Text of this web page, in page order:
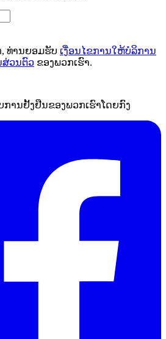
ທ່ານຍອມຮັບ ເງື່ອນໄຂການໃຫ້ບໍລິການ
ສ່ວນຕົວ ຂອງພວກເຮົາ.
ການຢັ້ງຢືນຂອງພວກເຮົາໂດຍກົງ